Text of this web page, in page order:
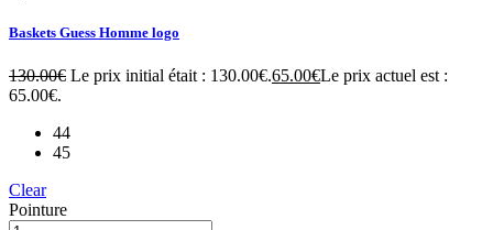
Baskets Guess Homme logo
130.00€ Le prix initial était : 130.00€.65.00€Le prix actuel est :
65.00€.
44
45
Clear
Pointure